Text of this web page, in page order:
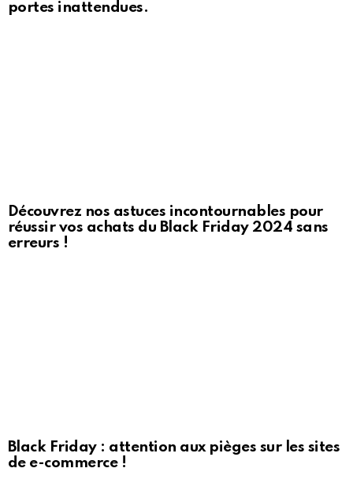
portes inattendues.
Découvrez nos astuces incontournables pour
réussir vos achats du Black Friday 2024 sans
erreurs !
Black Friday : attention aux pièges sur les sites
de e-commerce !